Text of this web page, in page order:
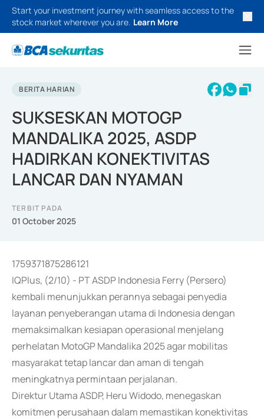
Start your investment journey with seamless access to the
stock market wherever you are. Learn More
BERITA HARIAN
SUKSESKAN MOTOGP
MANDALIKA 2025, ASDP
HADIRKAN KONEKTIVITAS
LANCAR DAN NYAMAN
TERBIT PADA
01 October 2025
1759371875286121
IQPlus, (2/10) - PT ASDP Indonesia Ferry (Persero)
kembali menunjukkan perannya sebagai penyedia
layanan penyeberangan utama di Indonesia dengan
memaksimalkan kesiapan operasional menjelang
perhelatan MotoGP Mandalika 2025 agar mobilitas
masyarakat tetap lancar dan aman di tengah
meningkatnya permintaan perjalanan.
Direktur Utama ASDP, Heru Widodo, menegaskan
komitmen perusahaan dalam memastikan konektivitas